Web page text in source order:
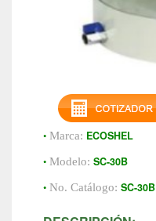
• Marca: ECOSHEL
• Modelo: SC-30B
• No. Catálogo: SC-30B